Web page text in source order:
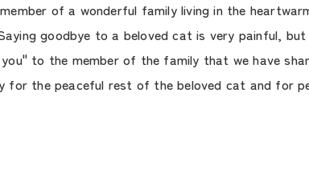
of a wonderful family living in the
goodbye to a beloved cat is very painful,
to the member of the family that we have
for the peaceful rest of the beloved cat and for